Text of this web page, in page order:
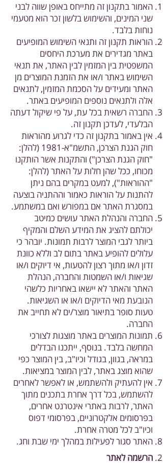
האמור בתקנון זה מתייחס באופן שווה לבני
שני המינים, והשימוש בלשון זכר הוא מטעמי
נוחות בלבד.
הוראות תקנון זה ותנאי השימוש המופיעים
באתר מגדירים את מערכת היחסים
המשפטית בין המזמין לבין האתר, את תנאי
השימוש באתר ו/או את הזמנת המוצרים מן
האתר ומעידים על הסכמת המזמין, לתנאים
אלה ולתנאים נוספים המופיעים באתר.
החברה רשאית בכל עת, על פי שיקול דעתה
הבלעדי, לעדכן תקנון זה.
אין באמור בתקנון זה כדי לגרוע מהוראות
חוק הגנת הצרכן, התשמ"א-1981 (להלן:
"חוק הגנת הצרכן") והתקנות אשר הותקנו
מכוחו, ככל שהן חלות על האתר (להלן:
"ההוראות"), למעט במקרים בהם ניתן
להתנות על הוראות כאמור וההתניה בוצעה
במסגרת האתר אם במפורש ואם במשתמע.
החברה והנהלת האתר עושים כמיטב
יכולתם להציג את המידע השלם והמקיף
ביותר לגבי המוצר לרבות תמונות. יובהר כי
עלולים להופיע באתר בתום לב וללא כוונת
זדון ו/או מתוך רצון להטעות, אי דיוקים ו/או
שגיאות ו/או השמטות והחברה, הנהלת
האתר והאתר לא יישאו באחריות כלשהי
הנובעת מאי הדיוקים ו/או או השגיאות.
טעות סופר בתיאור מוצר/ים לא תחייב את
החברה.
תמונות המוצרים באתר מוצגות לצורכי
המחשה בלבד. בנוסף, ייתכנו הבדלים
במראה, בגוון, בגודל וכיו"ב, בין המוצר כפי
שהוא מוצג באתר, לבין המוצר במציאות.
אין להעתיק ולהשתמש, או לאפשר לאחרים
להשתמש, בכל דרך אחרת בתכנים מתוך
האתר, לרבות באתרי אינטרנט אחרים,
בפרסומים אלקטרוניים, בפרסומי דפוס
וכיו"ב לכל מטרה אחרת.
האתר סגור לפעילות במהלך ימי שבת וחג.
הרשמה לאתר